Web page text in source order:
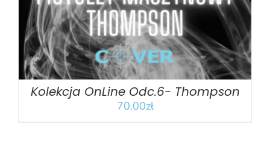
Kolekcja OnLine Odc.6- Thompson
70.00zł